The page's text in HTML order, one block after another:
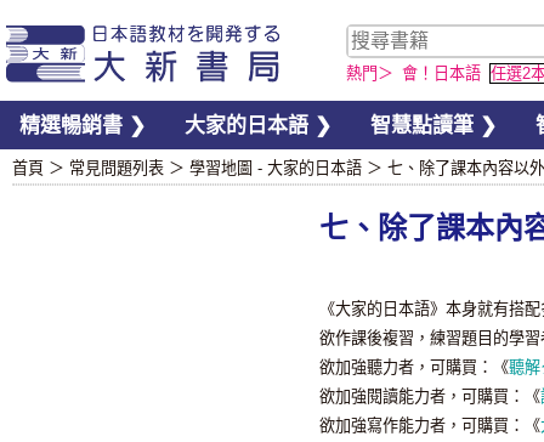
熱門＞ 會！日本語 任選2
精選暢銷書 ❯ 大家的日本語 ❯ 智慧點讀筆 ❯
首頁 ＞ 常見問題列表 ＞ 學習地圖 - 大家的日本語 ＞ 七、除了課本內容以
七、除了課本內
《大家的日本語》本身就有搭
欲作課後複習，練習題目的學
欲加強聽力者，可購買：《聽解
欲加強閱讀能力者，可購買：《
欲加強寫作能力者，可購買：《